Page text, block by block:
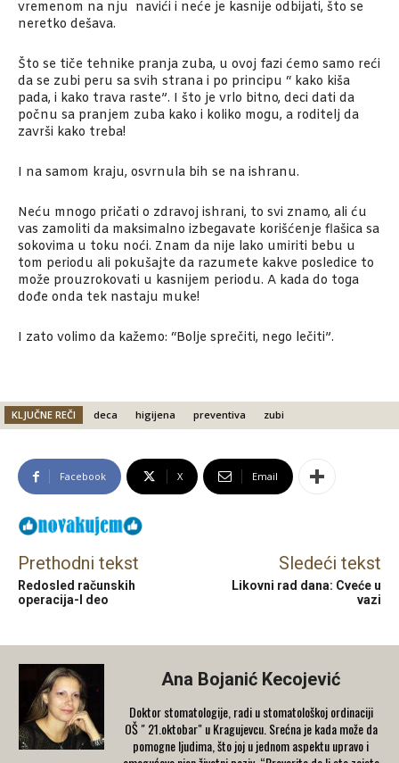
vremenom na nju navići i neće je kasnije odbijati, što se
neretko dešava.
Što se tiče tehnike pranja zuba, u ovoj fazi ćemo samo reći
da se zubi peru sa svih strana i po principu “ kako kiša
pada, i kako trava raste”. I što je vrlo bitno, deci dati da
počnu sa pranjem zuba kako i koliko mogu, a roditelj da
završi kako treba!
I na samom kraju, osvrnula bih se na ishranu.
Neću mnogo pričati o zdravoj ishrani, to svi znamo, ali ću
vas zamoliti da maksimalno izbegavate korišćenje flašica sa
sokovima u toku noći. Znam da nije lako umiriti bebu u
tom periodu ali pokušajte da razumete kakve posledice to
može prouzrokovati u kasnijem periodu. A kada do toga
dođe onda tek nastaju muke!
I zato volimo da kažemo: “Bolje sprečiti, nego lečiti”.
KLJUČNE REČI deca higijena preventiva zubi
Facebook X Email
Prethodni tekst
Redosled računskih
operacija-I deo
Sledeći tekst
Likovni rad dana: Cveće u
vazi
Ana Bojanić Kecojević
Doktor stomatologije, radi u stomatološkoj ordinaciji
OŠ " 21.oktobar" u Kragujevcu. Srećna je kada može da
pomogne ljudima, što joj u jednom aspektu upravo i